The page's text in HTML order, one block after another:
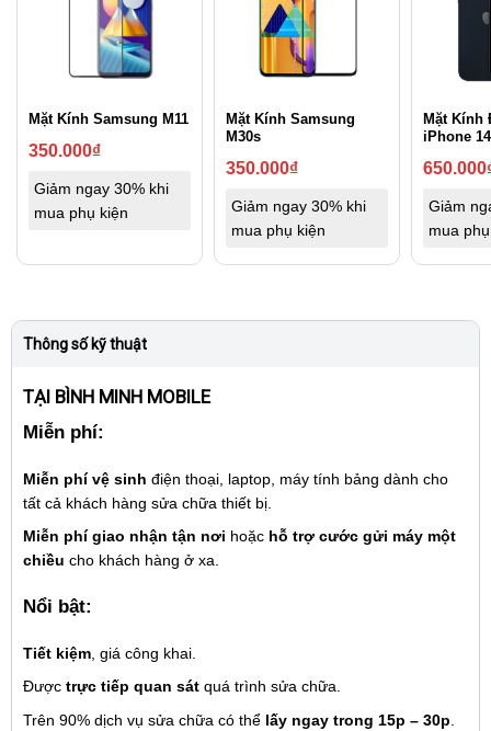
Mặt Kính Samsung M11
350.000₫
Giảm ngay 30% khi
mua phụ kiện
Mặt Kính Samsung
M30s
350.000₫
Giảm ngay 30% khi
mua phụ kiện
Mặt Kính
iPhone 14
650.000
Giảm
mua
Thông số kỹ thuật
TẠI BÌNH MINH MOBILE
Miễn phí:
Miễn phí vệ sinh điện thoại, laptop, máy tính bảng dành cho
tất cả khách hàng sửa chữa thiết bị.
Miễn phí giao nhận tận nơi hoặc hỗ trợ cước gửi máy một
chiều cho khách hàng ở xa.
Nổi bật:
Tiết kiệm, giá công khai.
Được trực tiếp quan sátquá trình sửa chữa.
Trên 90% dịch vụ sửa chữa có thể lấy ngay trong 15p – 30p